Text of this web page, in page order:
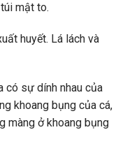
mật to.
huyết. Lá lách và
có sự dính nhau của
khoang bụng của cá,
màng ở khoang bụng